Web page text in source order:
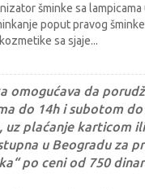
šminke sa
poput pravog
sa sjaje...
omogućava da
do 14h i subotom
uz plaćanje karticom
u Beogradu za
po ceni od 750